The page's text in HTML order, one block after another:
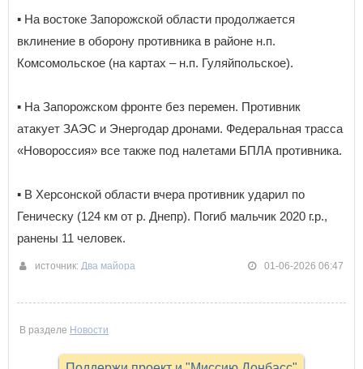
▪️ На востоке Запорожской области продолжается
вклинение в оборону противника в районе н.п.
Комсомольское (на картах – н.п. Гуляйпольское).
▪️ На Запорожском фронте без перемен. Противник
атакует ЗАЭС и Энергодар дронами. Федеральная трасса
«Новороссия» все также под налетами БПЛА противника.
▪️ В Херсонской области вчера противник ударил по
Геническу (124 км от р. Днепр). Погиб мальчик 2020 г.р.,
ранены 11 человек.
источник: Два майора 01-06-2026 06:47
В разделе Новости